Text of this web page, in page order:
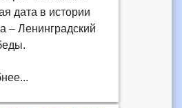
дата в истории
– Ленинградский